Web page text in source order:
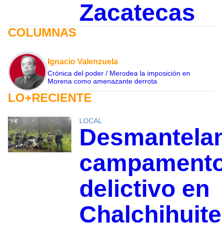
Zacatecas
COLUMNAS
Ignacio Valenzuela
Crónica del poder / Merodea la imposición en
Morena como amenazante derrota
LO+RECIENTE
LOCAL
delictivo en